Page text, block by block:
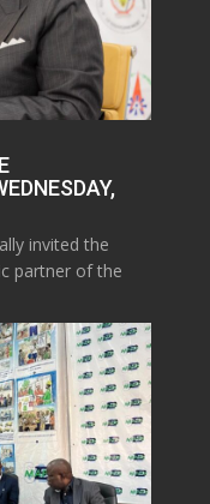
invited the
partner of the